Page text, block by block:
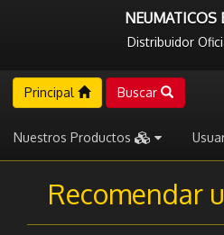
NEUMATICOS
Distribuidor
Principal Buscar
Nuestros Productos
Recomendar